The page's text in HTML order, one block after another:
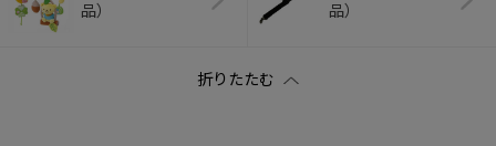
品）
品）